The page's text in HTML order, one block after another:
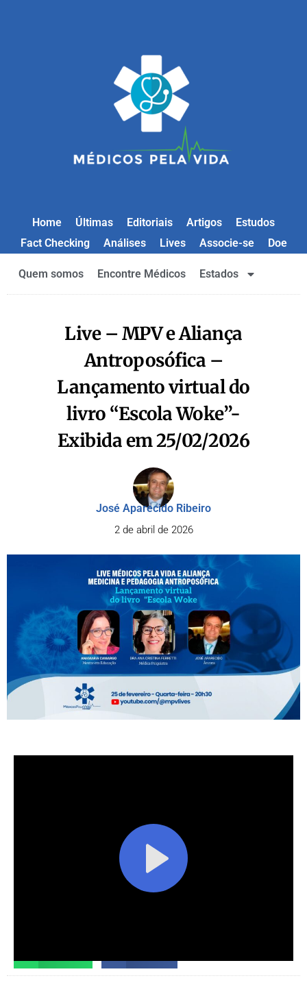
Home Últimas Editoriais Artigos
Estudos
Fact Checking
Análises Lives Associe-se Doe
Quem somos Encontre Médicos Estados
Live – MPV e Aliança
Antroposófica –
Lançamento virtual do
livro “Escola Woke”-
Exibida em 25/02/2026
José Aparecido Ribeiro
2 de abril de 2026